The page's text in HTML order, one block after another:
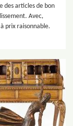
des articles de bon
Avec,
prix raisonnable.